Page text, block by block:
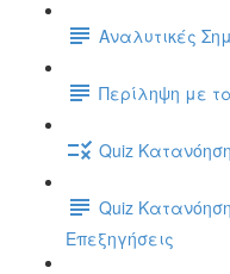
Αναλυτικές
Περίληψη με
Quiz
Quiz
Επεξηγήσεις